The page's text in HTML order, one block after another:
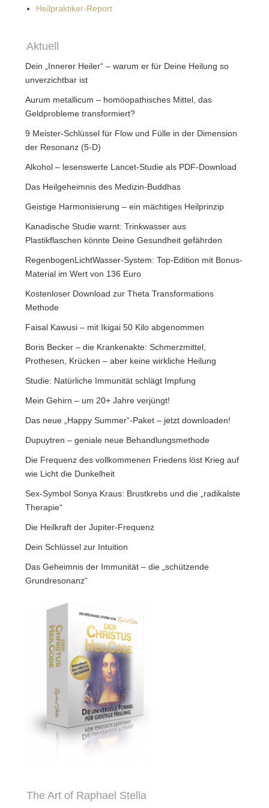
Heilpraktiker-Report
Aktuell
Dein „Innerer Heiler“ – warum er für Deine Heilung so
unverzichtbar ist
Aurum metallicum – homöopathisches Mittel, das
Geldprobleme transformiert?
9 Meister-Schlüssel für Flow und Fülle in der Dimension
der Resonanz (5-D)
Alkohol – lesenswerte Lancet-Studie als PDF-Download
Das Heilgeheimnis des Medizin-Buddhas
Geistige Harmonisierung – ein mächtiges Heilprinzip
Kanadische Studie warnt: Trinkwasser aus
Plastikflaschen könnte Deine Gesundheit gefährden
RegenbogenLichtWasser-System: Top-Edition mit Bonus-
Material im Wert von 136 Euro
Kostenloser Download zur Theta Transformations
Methode
Faisal Kawusi – mit Ikigai 50 Kilo abgenommen
Boris Becker – die Krankenakte: Schmerzmittel,
Prothesen, Krücken – aber keine wirkliche Heilung
Studie: Natürliche Immunität schlägt Impfung
Mein Gehirn – um 20+ Jahre verjüngt!
Das neue „Happy Summer“-Paket – jetzt downloaden!
Dupuytren – geniale neue Behandlungsmethode
Die Frequenz des vollkommenen Friedens löst Krieg auf
wie Licht die Dunkelheit
Sex-Symbol Sonya Kraus: Brustkrebs und die „radikalste
Therapie“
Die Heilkraft der Jupiter-Frequenz
Dein Schlüssel zur Intuition
Das Geheimnis der Immunität – die „schützende
Grundresonanz“
The Art of Raphael Stella